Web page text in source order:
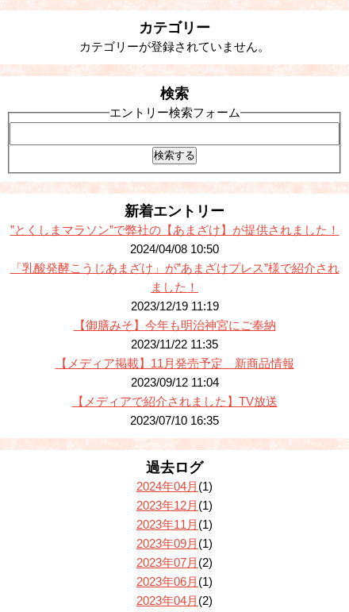
カテゴリー
カテゴリーが登録されていません。
検索
エントリー検索フォーム
新着エントリー
”とくしまマラソン”で弊社の【あまざけ】が提供されました！
2024/04/08 10:50
「乳酸発酵こうじあまざけ」が”あまざけプレス”様で紹介され
ました！
2023/12/19 11:19
【御膳みそ】今年も明治神宮にご奉納
2023/11/22 11:35
【メディア掲載】11月発売予定 新商品情報
2023/09/12 11:04
【メディアで紹介されました】TV放送
2023/07/10 16:35
過去ログ
2024年04月 (1)
2023年12月 (1)
2023年11月 (1)
2023年09月 (1)
2023年07月 (2)
2023年06月 (1)
2023年04月 (2)